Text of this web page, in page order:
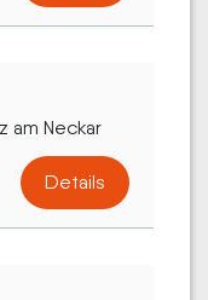
am Neckar
Details